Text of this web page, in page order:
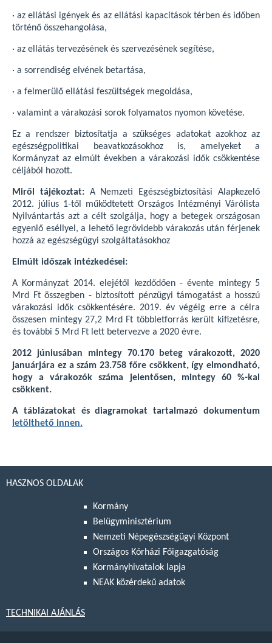
·az ellátási igények és az ellátási kapacitások térben és időben
történő összehangolása,
· az ellátás tervezésének és szervezésének segítése,
· a sorrendiség elvének betartása,
· a felmerülő ellátási feszültségek megoldása,
· valamint a várakozási sorok folyamatos nyomon követése.
Ez a rendszer biztosítatja a szükséges adatokat azokhoz az
egészségpolitikai beavatkozásokhoz is, amelyeket a
Kormányzat az elmúlt években a várakozási idők csökkentése
céljából hozott.
Miről tájékoztat: A Nemzeti Egészségbiztosítási Alapkezelő
2012. július 1-től működtetett Országos Intézményi Várólista
Nyilvántartás azt a célt szolgálja, hogy a betegek országosan
egyenlő eséllyel, a lehető legrövidebb várakozás után férjenek
hozzá az egészségügyi szolgáltatásokhoz
Elmúlt időszak intézkedései:
A Kormányzat 2014. elejétől kezdődően - évente mintegy 5
Mrd Ft összegben - biztosított pénzügyi támogatást a hosszú
várakozási idők csökkentésére. 2019. év végéig erre a célra
összesen mintegy 27,2 Mrd Ft többletforrás került kifizetésre,
és további 5 Mrd Ft lett betervezve a 2020 évre.
2012 júniusában mintegy 70.170 beteg várakozott, 2020
januárjára ez a szám 23.758 főre csökkent, így elmondható,
hogy a várakozók száma jelentősen, mintegy 60 %-kal
csökkent.
A táblázatokat és diagramokat tartalmazó dokumentum
letölthető innen.
HASZNOS OLDALAK
Kormány
Belügyminisztérium
Nemzeti Népegészségügyi Központ
Országos Kórházi Főigazgatóság
Kormányhivatalok lapja
NEAK közérdekű adatok
TECHNIKAI AJÁNLÁS